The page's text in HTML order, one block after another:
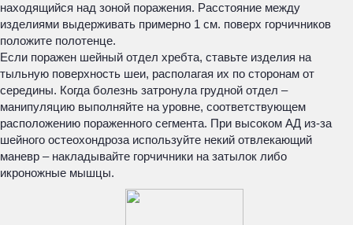
находящийся над зоной поражения. Расстояние между
изделиями выдерживать примерно 1 см. поверх горчичников
положите полотенце.
Если поражен шейный отдел хребта, ставьте изделия на
тыльную поверхность шеи, располагая их по сторонам от
середины. Когда болезнь затронула грудной отдел –
манипуляцию выполняйте на уровне, соответствующем
расположению пораженного сегмента. При высоком АД из-за
шейного остеохондроза используйте некий отвлекающий
маневр – накладывайте горчичники на затылок либо
икроножные мышцы.